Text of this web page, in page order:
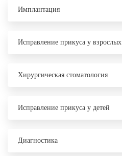
Имплантация
Исправление прикуса у взрослых
Хирургическая стоматология
Исправление прикуса у детей
Диагностика